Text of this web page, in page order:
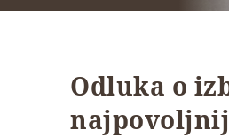
Odluka o